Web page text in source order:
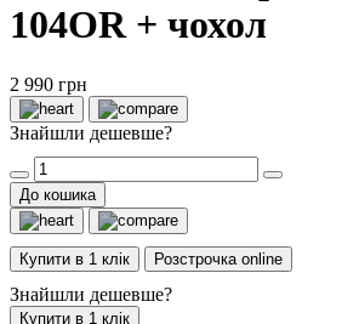
104OR + чохол
2 990 грн
Знайшли дешевше?
До кошика
Купити в 1 клік Розстрочка online
Знайшли дешевше?
Купити в 1 клік